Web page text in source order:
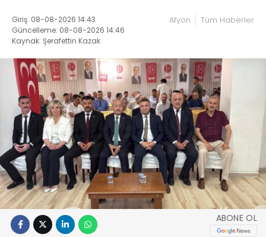
Giriş: 08-08-2026 14:43
Güncelleme: 08-08-2026 14:46
Kaynak: Şerafettin Kazak
Afyon Tüm Haberler
ABONE OL